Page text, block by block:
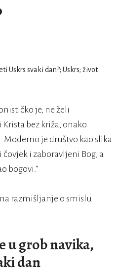
je, ne želi
bez križa, onako
je društvo kao slika
i zaboravljeni Bog, a
bogovi.“
razmišljanje o smislu
u grob navika,
dan